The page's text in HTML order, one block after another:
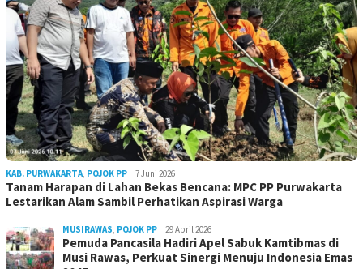
KAB. PURWAKARTA, POJOK PP 7 Juni 2026
Tanam Harapan di Lahan Bekas Bencana: MPC PP Purwakarta
Lestarikan Alam Sambil Perhatikan Aspirasi Warga
MUSIRAWAS, POJOK PP 29 April 2026
Pemuda Pancasila Hadiri Apel Sabuk Kamtibmas di
Musi Rawas, Perkuat Sinergi Menuju Indonesia Emas